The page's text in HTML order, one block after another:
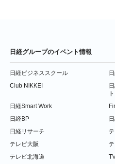
日経グループのイベント情報
日経ビジネススクール
Club NIKKEI
ト
日経Smart Work
日経BP
日経リサーチ
テレビ大阪
テレビ北海道